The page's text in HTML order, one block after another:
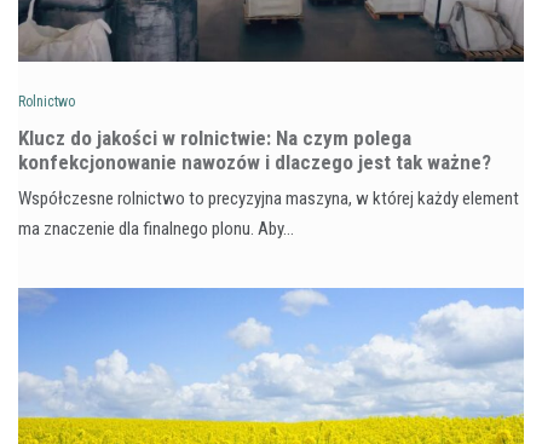
Rolnictwo
Klucz do jakości w rolnictwie: Na czym polega
konfekcjonowanie nawozów i dlaczego jest tak ważne?
Współczesne rolnictwo to precyzyjna maszyna, w której każdy element
ma znaczenie dla finalnego plonu. Aby…